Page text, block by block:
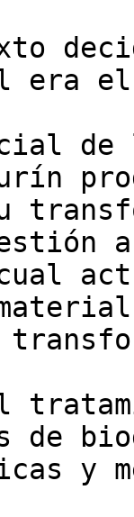
era
de
de
y